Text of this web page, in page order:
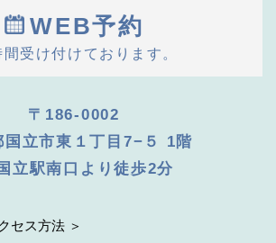
WEB予約
受け付けております。
〒186-0002
国立市東１丁目7−５ 1階
立駅南口より徒歩2分
セス方法 ＞